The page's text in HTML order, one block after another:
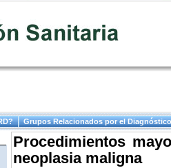
Procedimientos
neoplasia maligna
Grupos Relacionados por el Diagnóstico